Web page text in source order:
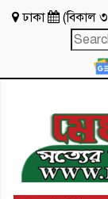
ঢাকা (বিকাল